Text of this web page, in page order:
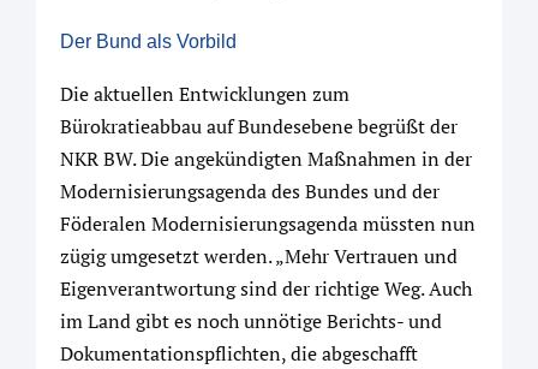
Der Bund als Vorbild
Die aktuellen Entwicklungen zum
Bürokratieabbau auf Bundesebene begrüßt der
NKR BW. Die angekündigten Maßnahmen in der
Modernisierungsagenda des Bundes und der
Föderalen Modernisierungsagenda müssten nun
zügig umgesetzt werden. „Mehr Vertrauen und
Eigenverantwortung sind der richtige Weg. Auch
im Land gibt es noch unnötige Berichts- und
Dokumentationspflichten, die abgeschafft